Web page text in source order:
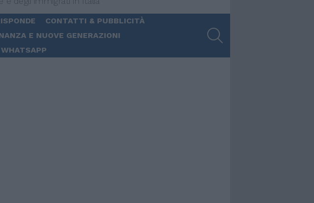
CONTATTI & PUBBLICITÀ
E NUOVE GENERAZIONI